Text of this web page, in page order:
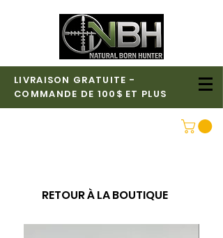
LIVRAISON GRATUITE -
COMMANDE DE 100$ ET PLUS
RETOUR À LA BOUTIQUE